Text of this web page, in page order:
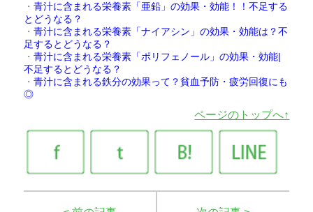
・ 青汁に含まれる栄養素「亜鉛」の効果・効能！！不足する
とどうなる？
・ 青汁に含まれる栄養素「ナイアシン」の効果・効能は？不
足するとどうなる？
・ 青汁に含まれる栄養素「ポリフェノール」の効果・効能|
不足するとどうなる？
・ 青汁に含まれる鉄分の効果って？貧血予防・疲労回復にも
◎
ページのトップへ↑